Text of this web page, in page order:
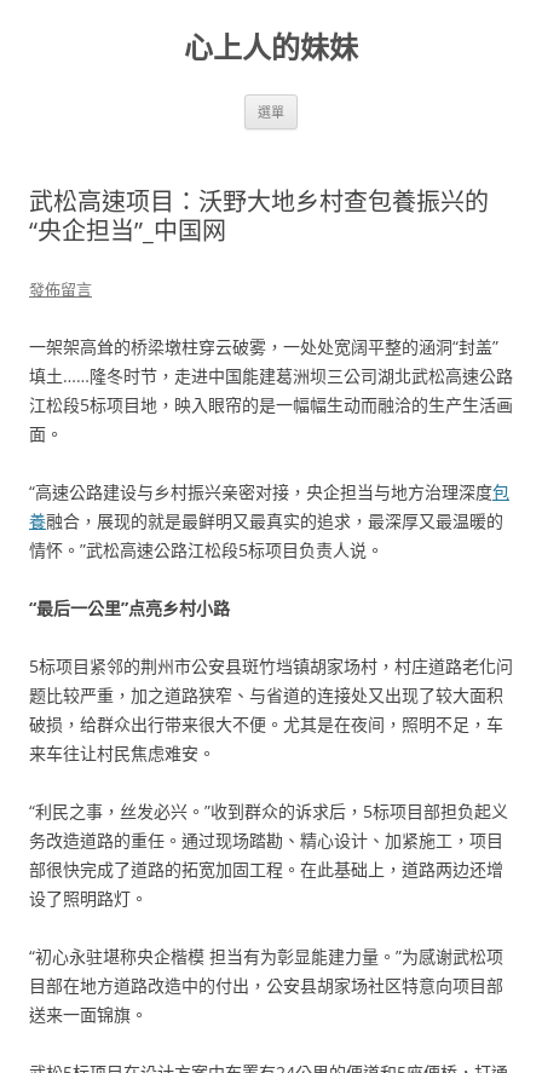
心上人的妹妹
選單
武松高速项目：沃野大地乡村查包養振兴的
“央企担当”_中国网
發佈留言
一架架高耸的桥梁墩柱穿云破雾，一处处宽阔平整的涵洞“封盖”
填土……隆冬时节，走进中国能建葛洲坝三公司湖北武松高速公路
江松段5标项目地，映入眼帘的是一幅幅生动而融洽的生产生活画
面。
“高速公路建设与乡村振兴亲密对接，央企担当与地方治理深度包
養融合，展现的就是最鲜明又最真实的追求，最深厚又最温暖的
情怀。”武松高速公路江松段5标项目负责人说。
“最后一公里”点亮乡村小路
5标项目紧邻的荆州市公安县斑竹垱镇胡家场村，村庄道路老化问
题比较严重，加之道路狭窄、与省道的连接处又出现了较大面积
破损，给群众出行带来很大不便。尤其是在夜间，照明不足，车
来车往让村民焦虑难安。
“利民之事，丝发必兴。”收到群众的诉求后，5标项目部担负起义
务改造道路的重任。通过现场踏勘、精心设计、加紧施工，项目
部很快完成了道路的拓宽加固工程。在此基础上，道路两边还增
设了照明路灯。
“初心永驻堪称央企楷模 担当有为彰显能建力量。”为感谢武松项
目部在地方道路改造中的付出，公安县胡家场社区特意向项目部
送来一面锦旗。